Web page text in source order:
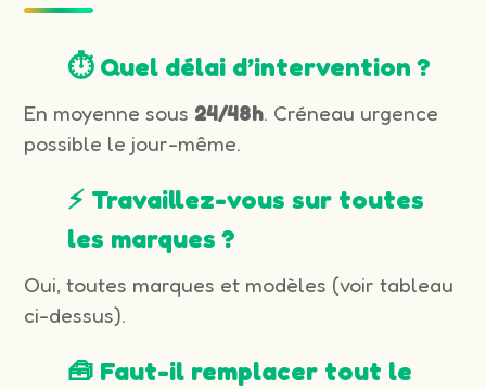
⏱️ Quel délai d’intervention ?
En moyenne sous 24/48h. Créneau urgence
possible le jour-même.
⚡ Travaillez-vous sur toutes
les marques ?
Oui, toutes marques et modèles (voir tableau
ci-dessus).
🧰 Faut-il remplacer tout le